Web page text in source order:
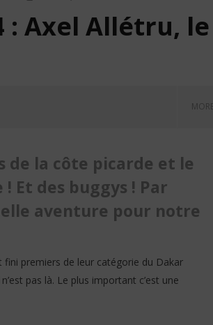
: Axel Allétru, le
MORE
la
Motion Car – L’émission #5 :
de la côte picarde et le
Et des buggys ! Par
aventure pour notre
premiers de leur catégorie du Dakar
pas là. Le plus important c’est une